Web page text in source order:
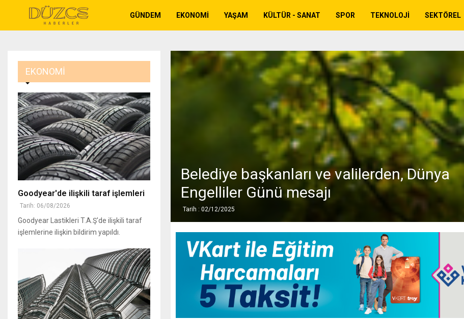
GÜNDEM EKONOMI YAŞAM KÜLTÜR - SANAT SPOR TEKNOLOJI SEKTÖREL
Belediye başkanları ve valilerden, Dünya
Engelliler Günü mesajı
Tarih : 02/12/2025
EKONOMI
Goodyear'de ilişkili taraf işlemleri
Tarih: 06/08/2026
Goodyear Lastikleri T.A.Ş'de ilişkili taraf
işlemlerine ilişkin bildirim yapıldı.